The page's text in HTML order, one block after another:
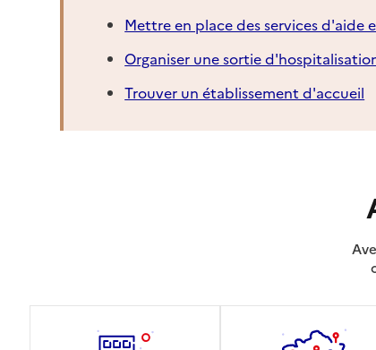
Mettre en place des services d'aide
Organiser une sortie
Trouver un établissement d'accueil